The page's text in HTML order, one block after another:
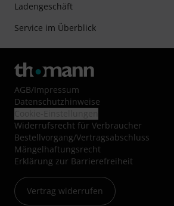
Ladengeschäft
Service im Überblick
AGB/Impressum
Datenschutzhinweise
Widerrufsrecht für Verbraucher
Bestellvorgang/Vertragsabschluss
Mängelhaftungsrecht
Erklärung zur Barrierefreiheit
Vertrag widerrufen